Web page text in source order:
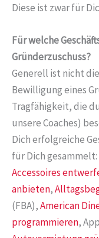
Diese ist zwar für
Für welche
Gründerzuschuss?
Generell ist nicht
Bewilligung eines
Tragfähigkeit, die
unsere Coaches)
Dich erfolgreiche
für Dich gesammelt:
Accessoires
anbieten,
(FBA),American
programmieren,